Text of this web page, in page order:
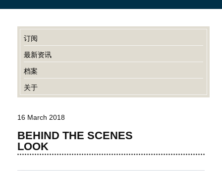
订阅
最新资讯
档案
关于
16 March 2018
BEHIND THE SCENES
LOOK